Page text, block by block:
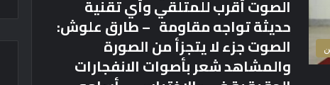
الصوت أقرب للمتلقي وأي تقنية
حديثة تواجه مقاومة – طارق علوش:
الصوت جزء لا يتجزأ من الصورة
والمشاهد شعر بأصوات الانفجارات